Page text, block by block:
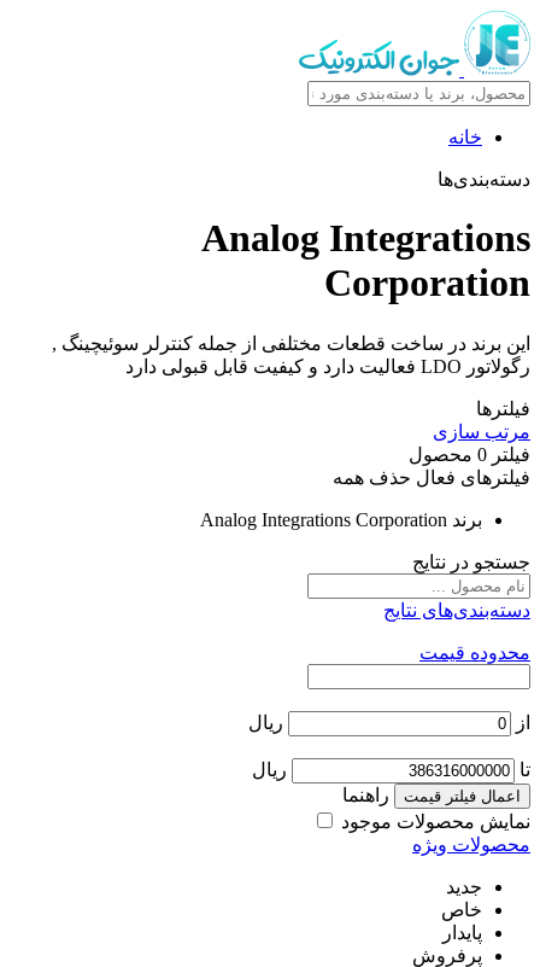
خانه
دسته‌بندی‌ها
Analog Integrations
Corporation
این برند در ساخت قطعات مختلفی از جمله کنترلر سوئیچینگ ,
رگولاتور LDO فعالیت دارد و کیفیت قابل قبولی دارد
فیلترها
مرتب سازی
فیلتر 0 محصول
فیلترهای فعال حذف همه
برند Analog Integrations Corporation
جستجو در نتایج
دسته‌بندی‌های نتایج
محدوده قیمت
از ریال
تا ریال
اعمال فیلتر قیمت
راهنما
نمایش محصولات موجود
محصولات ویژه
جدید
خاص
پایدار
پرفروش